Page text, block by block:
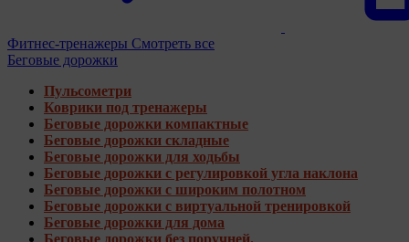
Фитнес-тренажеры Смотреть все
Беговые дорожки
Пульсометри
Коврики под тренажеры
Беговые дорожки компактные
Беговые дорожки складные
Беговые дорожки для ходьбы
Беговые дорожки с регулировкой угла наклона
Беговые дорожки с широким полотном
Беговые дорожки с виртуальной тренировкой
Беговые дорожки для дома
Беговые дорожки без поручней.